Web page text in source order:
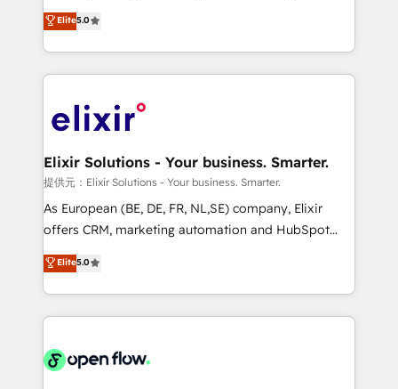
revenue automation 🏢 Real Estate: deal pipelines;
portfolio and lifecycle management 🏭
HIPAA-aware; CASL-compliant; GDPR-ready
implementations where required 💡 Why 500+
built to scale.
consultancy. Our focus is on enterprise and mid-
market B2B companies globally that want a strategic
approach to execute their goals through creative
applications of our solutions; Technical HubSpot
Design, Migrations + Integrations. Mole Street’s
greatness, which is achieved through creating
absolute clarity, derived from a well-defined
strategy, executed well, and reported on with clear
results. The culture is driven by core values; Joy, Grit,
Mindedness, and Clarity. We are driven to win for the
collective good of the company and its clientele, and
things are happening.
Elite5.0
Elixir Solutions - Your business. Smarter.
提供元：Elixir Solutions - Your business. Smarter.
As European (BE, DE, FR, NL,SE) company, Elixir
offers CRM, marketing automation and HubSpot
integration products and services to mid-market
and enterprise customers. We ensure that your sales,
service and marketing department operates in the
most effective way, while at the same time
integrated buyers journey. Elixir is located in
Elite5.0